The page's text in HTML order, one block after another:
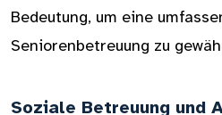
Bedeutung, um eine
Seniorenbetreuung zu
Soziale Betreuung und